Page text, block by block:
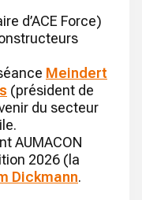
d’ACE Force)
Meindert
(président de
du secteur
AUMACON
2026 (la
Dickmann.